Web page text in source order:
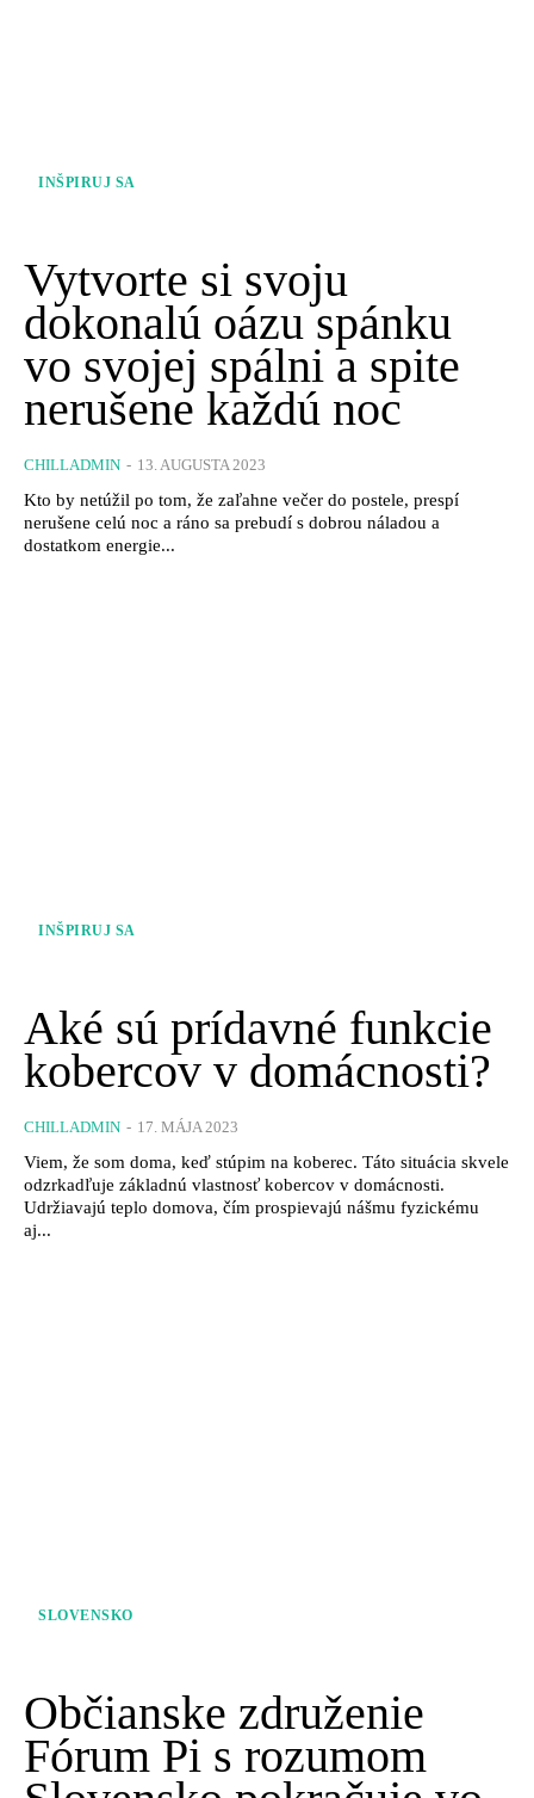
INŠPIRUJ SA
Vytvorte si svoju
dokonalú oázu spánku
vo svojej spálni a spite
nerušene každú noc
CHILLADMIN - 13. AUGUSTA 2023
Kto by netúžil po tom, že zaľahne večer do postele, prespí
nerušene celú noc a ráno sa prebudí s dobrou náladou a
dostatkom energie...
INŠPIRUJ SA
Aké sú prídavné funkcie
kobercov v domácnosti?
CHILLADMIN - 17. MÁJA 2023
Viem, že som doma, keď stúpim na koberec. Táto situácia skvele
odzrkadľuje základnú vlastnosť kobercov v domácnosti.
Udržiavajú teplo domova, čím prospievajú nášmu fyzickému
aj...
SLOVENSKO
Občianske združenie
Fórum Pi s rozumom